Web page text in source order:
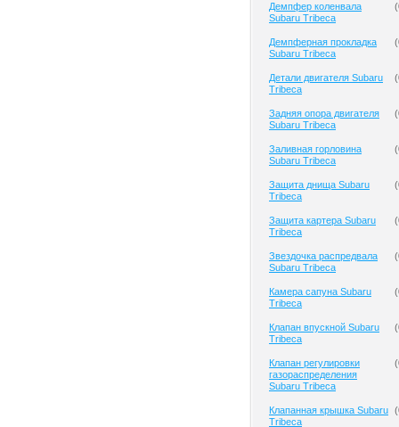
Демпфер коленвала
Subaru Tribeca
(
Демпферная прокладка
Subaru Tribeca
(
Детали двигателя Subaru
Tribeca
(
Задняя опора двигателя
Subaru Tribeca
(
Заливная горловина
Subaru Tribeca
(
Защита днища Subaru
Tribeca
(
Защита картера Subaru
Tribeca
(
Звездочка распредвала
Subaru Tribeca
(
Камера сапуна Subaru
Tribeca
(
Клапан впускной Subaru
Tribeca
(
Клапан регулировки
газораспределения
Subaru Tribeca
(
Клапанная крышка Subaru
Tribeca
(